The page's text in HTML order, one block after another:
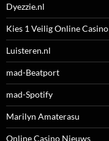
Dyezzie.nl
Kies 1 Veilig Online Casino
Luisteren.nl
mad-Beatport
mad-Spotify
Marilyn Amaterasu
Online Casino Nieuws